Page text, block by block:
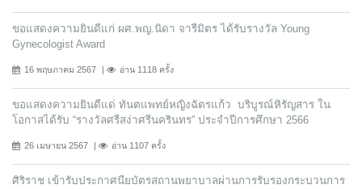
ขอแสดงความยินดีแก่ ผศ.พญ.นิดา จารีมิตร ได้รับรางวัล Young
Gynecologist Award
16 พฤษภาคม 2567 อ่าน 1118 ครั้ง
ขอแสดงความยินดีแด่ ทันตแพทย์หญิงฉัตรแก้ว บริบูรณ์หิรัญสาร ใน
โอกาสได้รับ “รางวัลศรีสง่าศรีนครินทร” ประจำปีการศึกษา 2566
26 เมษายน 2567 อ่าน 1107 ครั้ง
ศิริราช เข้ารับประกาศนียบัตรสถานพยาบาลผ่านการรับรองกระบวนการ